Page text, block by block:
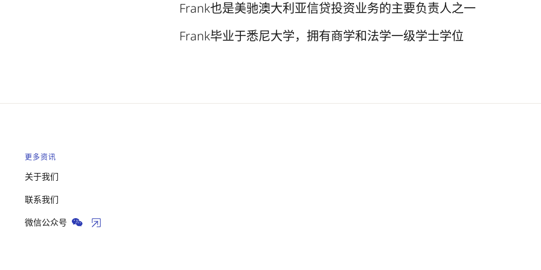
Frank也是美驰澳大利亚信贷投资业务的主要负责人之一
Frank毕业于悉尼大学，拥有商学和法学一级学士学位
更多资讯
关于我们
联系我们
微信公众号